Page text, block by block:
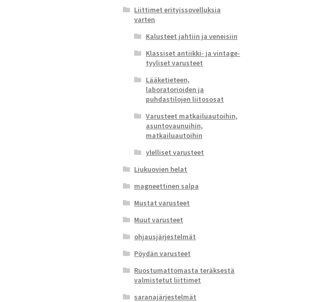
Liittimet erityissovelluksia
varten
Kalusteet jahtiin ja veneisiin
Klassiset antiikki- ja vintage-
tyyliset varusteet
Lääketieteen,
laboratorioiden ja
puhdastilojen liitososat
Varusteet matkailuautoihin,
asuntovaunuihin,
matkailuautoihin
ylelliset varusteet
Liukuovien helat
magneettinen salpa
Mustat varusteet
Muut varusteet
ohjausjärjestelmät
Pöydän varusteet
Ruostumattomasta teräksestä
valmistetut liittimet
saranajärjestelmät